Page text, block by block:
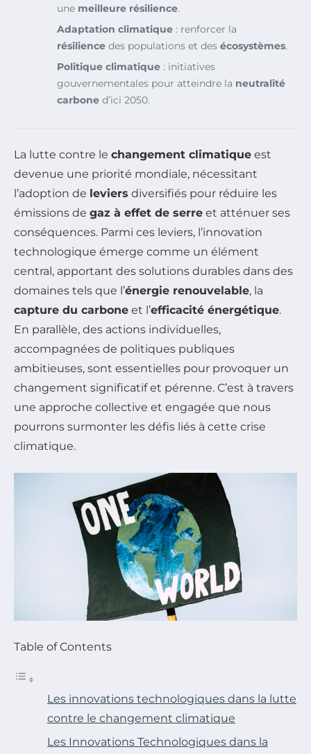
une meilleure résilience.
Adaptation climatique : renforcer la
résilience des populations et des écosystèmes.
Politique climatique : initiatives
gouvernementales pour atteindre la neutralité
carbone d’ici 2050.
La lutte contre le changement climatique est
devenue une priorité mondiale, nécessitant
l’adoption de leviers diversifiés pour réduire les
émissions de gaz à effet de serre et atténuer ses
conséquences. Parmi ces leviers, l’innovation
technologique émerge comme un élément
central, apportant des solutions durables dans des
domaines tels que l’énergie renouvelable, la
capture du carbone et l’efficacité énergétique.
En parallèle, des actions individuelles,
accompagnées de politiques publiques
ambitieuses, sont essentielles pour provoquer un
changement significatif et pérenne. C’est à travers
une approche collective et engagée que nous
pourrons surmonter les défis liés à cette crise
climatique.
Table of Contents
Les innovations technologiques dans la lutte
contre le changement climatique
Les Innovations Technologiques dans la